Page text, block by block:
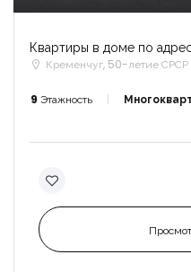
Квартиры в доме по
Кременчуг, 50-летие СРСР
9 Этажность